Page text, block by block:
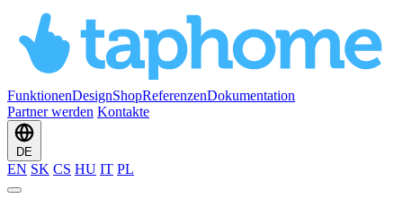
FunktionenDesignShopReferenzenDokumentation
Partner werden Kontakte
DE
EN SK CS HU IT PL